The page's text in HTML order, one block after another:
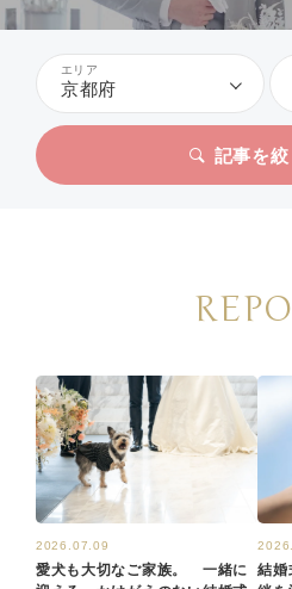
エリア
京都府
記事を
2026.07.09
愛犬も大切なご家族。 一緒に
結